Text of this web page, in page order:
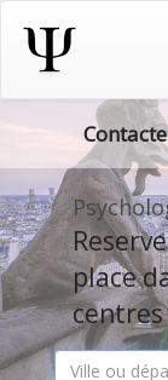
place